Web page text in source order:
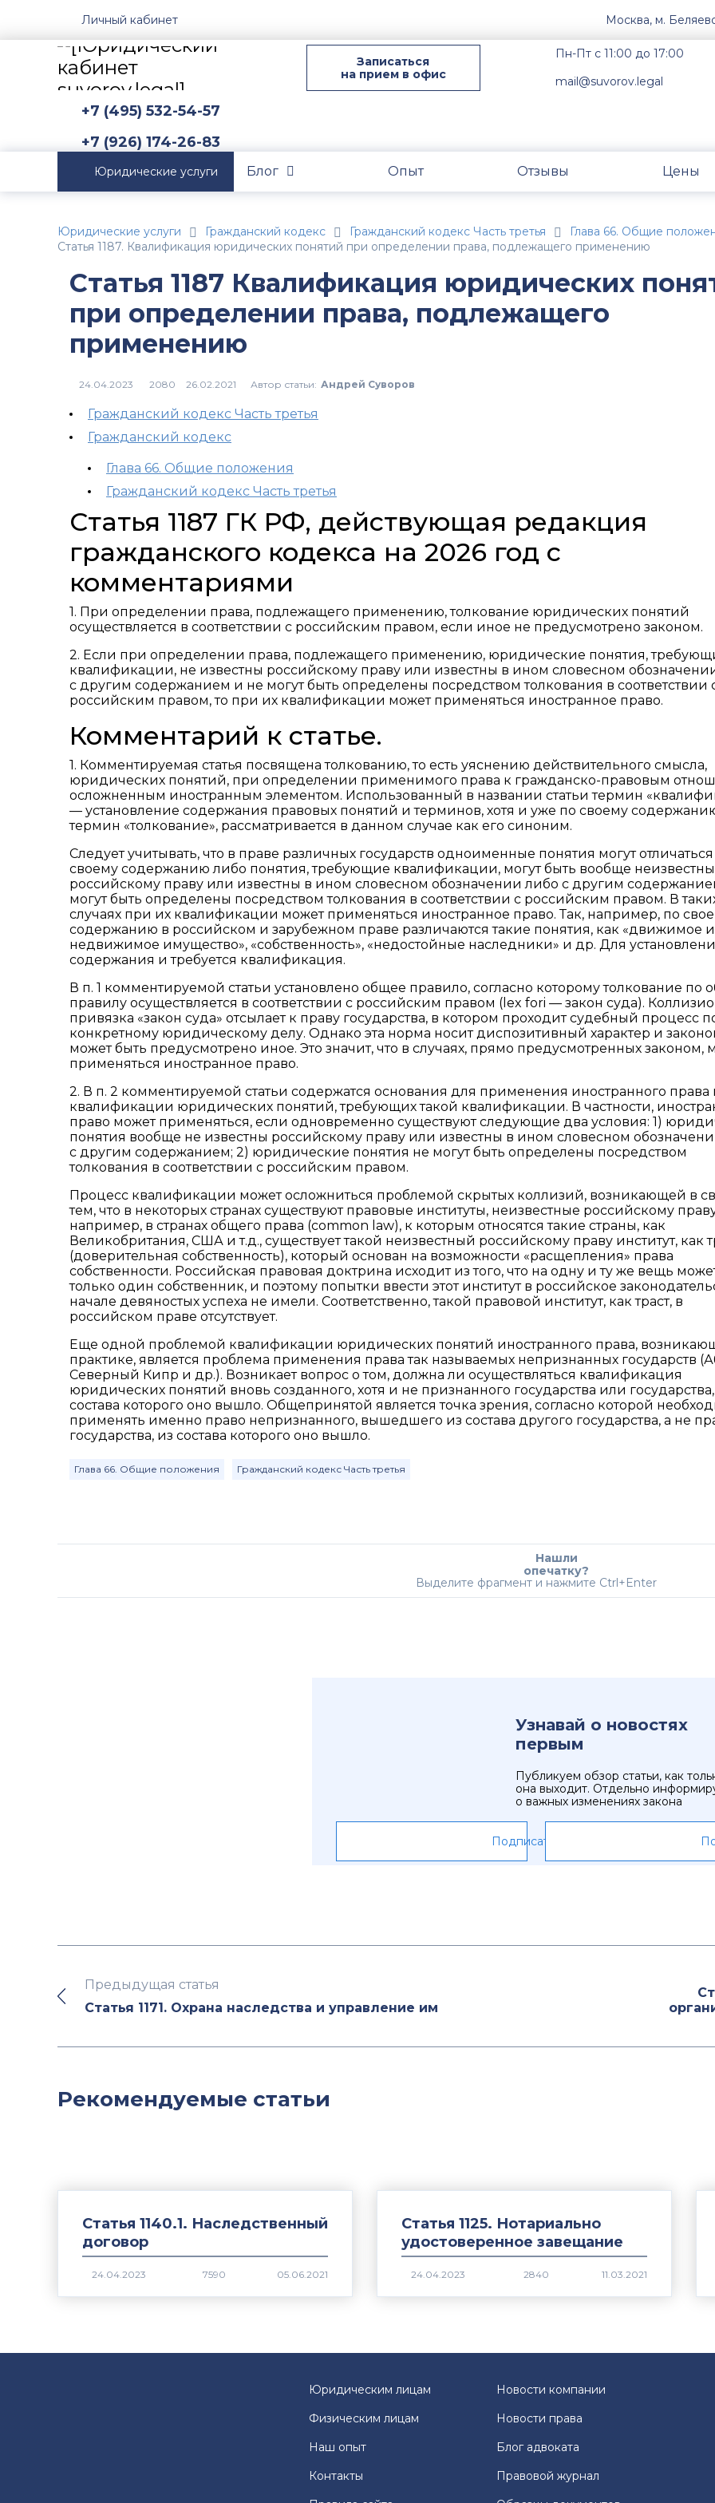
Личный кабинет Москва, м.
Записаться
на прием в офис
Пн-Пт с 11:00 до 17:00
mail@suvorov.legal
+7 (495) 532-54-57
+7 (926) 174-26-83
Юридические услуги Блог Опыт Отзывы Цены
Юридические услуги Гражданский кодекс Гражданский кодекс Часть третья
Глава 66. Общие
Статья 1187. Квалификация юридических понятий при определении права, подлежащего применению
Статья 1187 Квалификация юридических
при определении права, подлежащего
применению
2080 Автор статьи: Андрей Суворов
Гражданский кодекс Часть третья
Гражданский кодекс
Глава 66. Общие положения
Гражданский кодекс Часть третья
Статья 1187 ГК РФ, действующая редакция
гражданского кодекса на 2026 год с
комментариями
1. При определении права, подлежащего применению, толкование юридических понятий
осуществляется в соответствии с российским правом, если иное не предусмотрено законом.
2. Если при определении права, подлежащего применению, юридические понятия,
квалификации, не известны российскому праву или известны в ином словесном
с другим содержанием и не могут быть определены посредством толкования в соответствии
российским правом, то при их квалификации может применяться иностранное право.
Комментарий к статье.
1. Комментируемая статья посвящена толкованию, то есть уяснению действительного смысла,
юридических понятий, при определении применимого права к гражданско-правовым
осложненным иностранным элементом. Использованный в названии статьи термин
— установление содержания правовых понятий и терминов, хотя и уже по своему
термин «толкование», рассматривается в данном случае как его синоним.
Следует учитывать, что в праве различных государств одноименные понятия могут
своему содержанию либо понятия, требующие квалификации, могут быть вообще неизвестны
российскому праву или известны в ином словесном обозначении либо с другим
могут быть определены посредством толкования в соответствии с российским правом. В
случаях при их квалификации может применяться иностранное право. Так, например, по
содержанию в российском и зарубежном праве различаются такие понятия, как «движимое и
недвижимое имущество», «собственность», «недостойные наследники» и др. Для
содержания и требуется квалификация.
В п. 1 комментируемой статьи установлено общее правило, согласно которому толкование по
правилу осуществляется в соответствии с российским правом (lex fori — закон суда).
привязка «закон суда» отсылает к праву государства, в котором проходит судебный процесс
конкретному юридическому делу. Однако эта норма носит диспозитивный характер и
может быть предусмотрено иное. Это значит, что в случаях, прямо предусмотренных законом,
применяться иностранное право.
2. В п. 2 комментируемой статьи содержатся основания для применения иностранного права
квалификации юридических понятий, требующих такой квалификации. В частности,
право может применяться, если одновременно существуют следующие два условия: 1)
понятия вообще не известны российскому праву или известны в ином словесном
с другим содержанием; 2) юридические понятия не могут быть определены посредством
толкования в соответствии с российским правом.
Процесс квалификации может осложниться проблемой скрытых коллизий, возникающей в
тем, что в некоторых странах существуют правовые институты, неизвестные российскому
например, в странах общего права (common law), к которым относятся такие страны, как
Великобритания, США и т.д., существует такой неизвестный российскому праву институт, как
(доверительная собственность), который основан на возможности «расщепления» права
собственности. Российская правовая доктрина исходит из того, что на одну и ту же вещь
только один собственник, и поэтому попытки ввести этот институт в российское
начале девяностых успеха не имели. Соответственно, такой правовой институт, как траст, в
российском праве отсутствует.
Еще одной проблемой квалификации юридических понятий иностранного права,
практике, является проблема применения права так называемых непризнанных государств
Северный Кипр и др.). Возникает вопрос о том, должна ли осуществляться квалификация
юридических понятий вновь созданного, хотя и не признанного государства или
состава которого оно вышло. Общепринятой является точка зрения, согласно которой
применять именно право непризнанного, вышедшего из состава другого государства, а не
государства, из состава которого оно вышло.
Глава 66. Общие положения Гражданский кодекс Часть третья
Нашли
опечатку?
Выделите фрагмент и нажмите Ctrl+Enter
Узнавай о новостях
первым
Публикуем обзор статьи, как
она выходит. Отдельно
о важных изменениях закона
Подписаться
Предыдущая статья
Статья 1171. Охрана наследства и управление им
Рекомендуемые статьи
Статья 1140.1. Наследственный
договор
7590
Статья 1125. Нотариально
удостоверенное завещание
2840
Юридическим лицам
Новости компании
Физическим лицам
Новости права
Наш опыт
Блог адвоката
Контакты
Правовой журнал